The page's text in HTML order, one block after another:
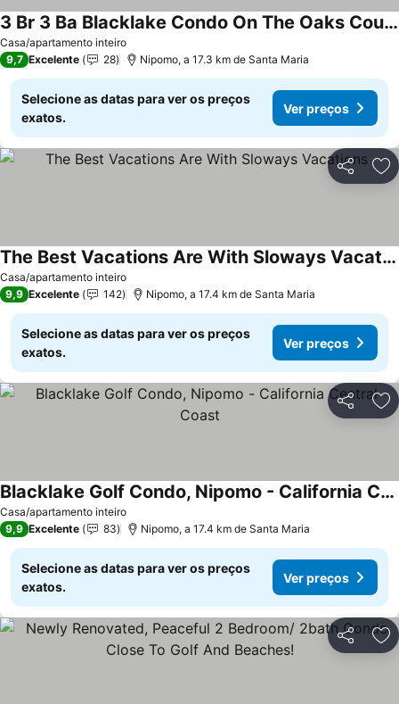
Casa/apartamento inteiro
3 Br 3 Ba Blacklake Condo On The Oaks Course Near Pismo Beach And Wine Country
9,7 Excelente 28 Nipomo, a 17.3 km de Santa Maria
Selecione as datas para ver os preços
exatos.
Ver preços
Partilhar
Casa/apartamento inteiro
The Best Vacations Are With Sloways Vacations
9,9 Excelente 142 Nipomo, a 17.4 km de Santa Maria
Selecione as datas para ver os preços
exatos.
Ver preços
Partilhar
Casa/apartamento inteiro
Blacklake Golf Condo, Nipomo - California Central Coast
9,9 Excelente 83 Nipomo, a 17.4 km de Santa Maria
Selecione as datas para ver os preços
exatos.
Ver preços
Partilhar